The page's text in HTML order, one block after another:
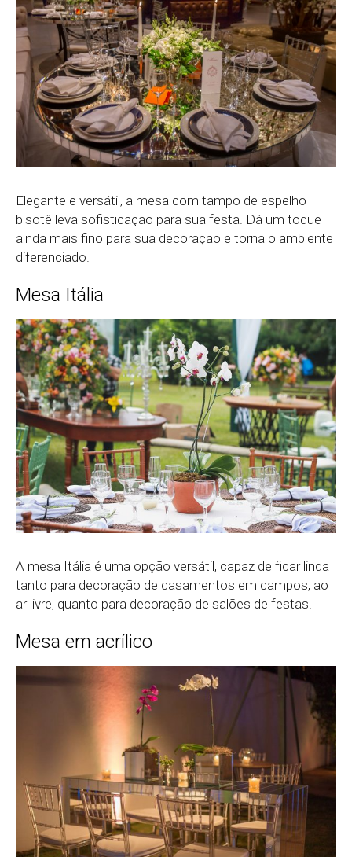
Elegante e versátil, a mesa com tampo de espelho
bisotê leva sofisticação para sua festa. Dá um toque
ainda mais fino para sua decoração e torna o ambiente
diferenciado.
Mesa Itália
A mesa Itália é uma opção versátil, capaz de ficar linda
tanto para decoração de casamentos em campos, ao
ar livre, quanto para decoração de salões de festas.
Mesa em acrílico